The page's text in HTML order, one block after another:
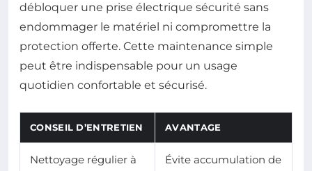
débloquer une prise électrique sécurité sans
endommager le matériel ni compromettre la
protection offerte. Cette maintenance simple
peut être indispensable pour un usage
quotidien confortable et sécurisé.
CONSEIL D’ENTRETIEN AVANTAGE
Nettoyage régulier à
Évite accumulation de